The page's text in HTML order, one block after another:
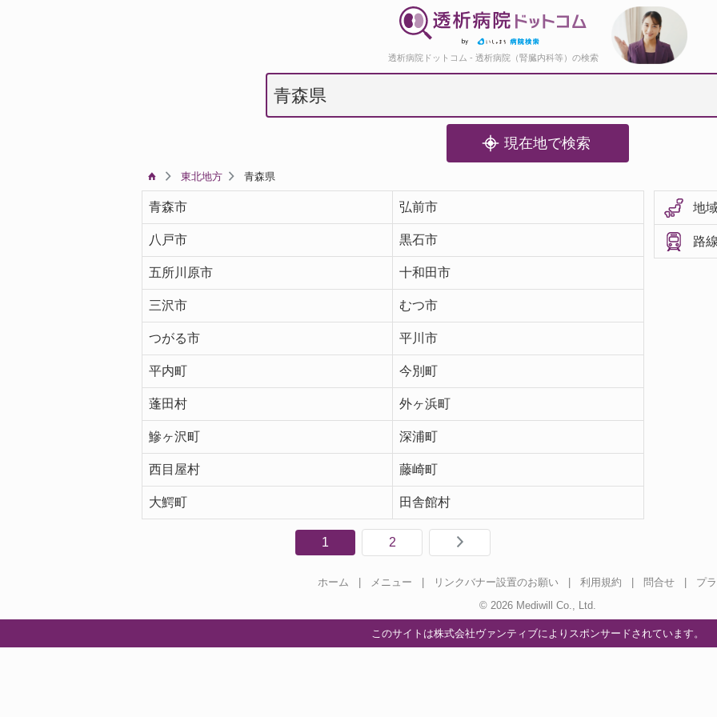
透析病院ドットコム - 透析病院（腎臓内科等）の検索
現在地で検索
東北地方 青森県
青森市 弘前市
八戸市 黒石市
五所川原市 十和田市
三沢市 むつ市
つがる市 平川市
平内町 今別町
蓬田村 外ヶ浜町
鰺ヶ沢町 深浦町
西目屋村 藤崎町
大鰐町 田舎館村
1 2
地
路
ホーム メニュー リンクバナー設置のお願い 利用規約 問合せ
プ
© 2026 Mediwill Co., Ltd.
このサイトは株式会社ヴァンティブにより スポンサードされています。